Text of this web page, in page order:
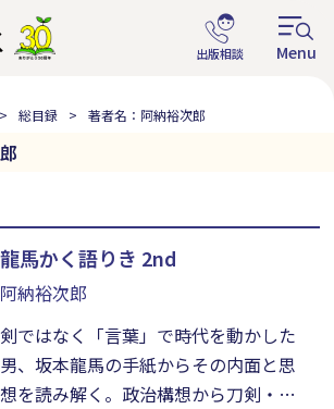
総目録 著者名：阿納裕次郎
龍馬かく語りき 2nd
阿納裕次郎
剣ではなく「言葉」で時代を動かした
男、坂本龍馬の手紙からその内面と思
想を読み解く。政治構想から刀剣・和